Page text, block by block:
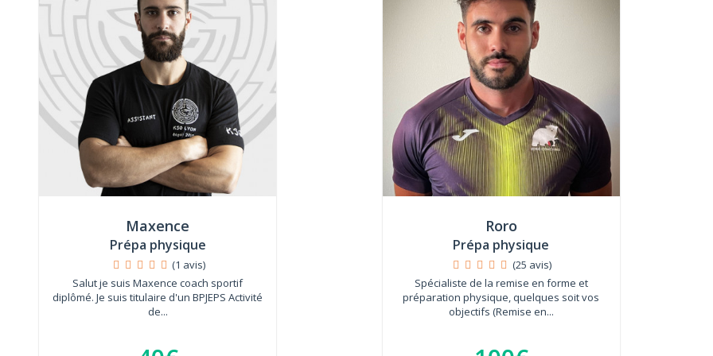
Maxence
Prépa physique
(1 avis)
Salut je suis Maxence coach sportif
diplômé. Je suis titulaire d'un BPJEPS Activité
de...
Roro
Prépa physique
(25 avis)
Spécialiste de la remise en forme et
préparation physique, quelques soit vos
objectifs (Remise en...